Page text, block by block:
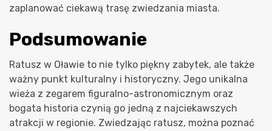
zaplanować ciekawą trasę zwiedzania miasta.
Podsumowanie
Ratusz w Oławie to nie tylko piękny zabytek, ale także
ważny punkt kulturalny i historyczny. Jego unikalna
wieża z zegarem figuralno-astronomicznym oraz
bogata historia czynią go jedną z najciekawszych
atrakcji w regionie. Zwiedzając ratusz, można poznać